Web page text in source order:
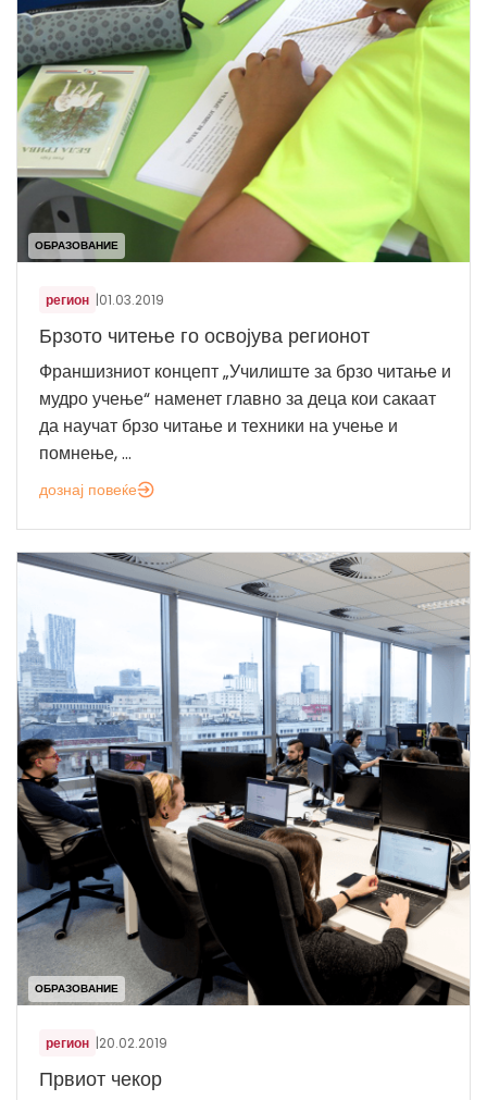
ОБРАЗОВАНИЕ
регион |01.03.2019
Брзото читење го освојува регионот
Франшизниот концепт „Училиште за брзо читање и
мудро учење“ наменет главно за деца кои сакаат
да научат брзо читање и техники на учење и
помнење, ...
дознај повеќе
ОБРАЗОВАНИЕ
регион |20.02.2019
Првиот чекор